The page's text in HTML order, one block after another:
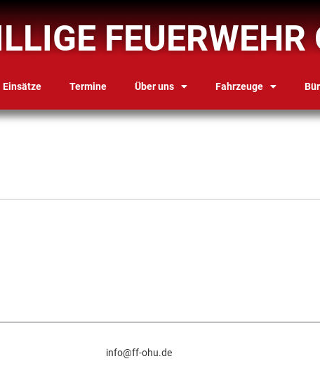
FEUERWEHR
Einsätze Termine Über uns Fahrzeuge
info@ff-ohu.de